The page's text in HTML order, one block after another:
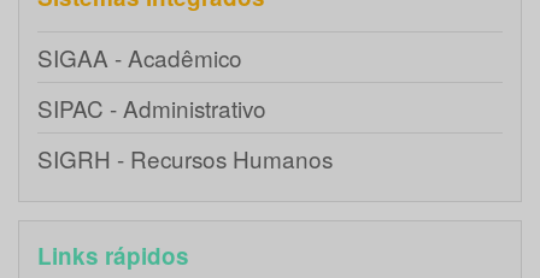
SIGAA - Acadêmico
SIPAC - Administrativo
SIGRH - Recursos Humanos
Links rápidos